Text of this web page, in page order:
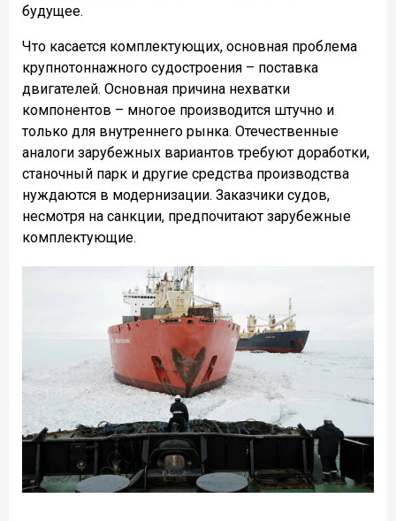
будущее.
Что касается комплектующих, основная проблема
крупнотоннажного судостроения – ​поставка
двигателей. Основная причина нехватки
компонентов – многое производится штучно и
только для внутреннего рынка. Отечественные
аналоги зарубежных вариантов требуют доработки,
станочный парк и другие средства производства
нуждаются в модернизации. Заказчики судов,
несмотря на санкции, предпочитают зарубежные
комплектующие.